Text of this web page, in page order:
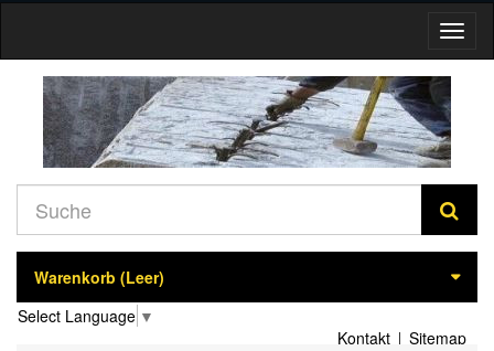
Warenkorb (Leer)
Select Language ▼
Kontakt
Sitemap